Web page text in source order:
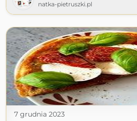
natka-pietruszki.pl
7 grudnia 2023